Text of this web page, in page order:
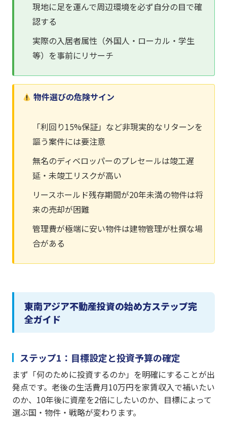
現地に足を運んで周辺環境を必ず自分の目で確
認する
実際の入居者属性（外国人・ローカル・学生
等）を事前にリサーチ
物件選びの危険サイン
「利回り15%保証」など非現実的なリターンを
謳う案件には要注意
無名のディベロッパーのプレセールは竣工遅
延・未竣工リスクが高い
リースホールド残存期間が20年未満の物件は将
来の売却が困難
管理費が極端に安い物件は建物管理が杜撰な場
合がある
東南アジア不動産投資の始め方ステップ完
全ガイド
ステップ1：目標設定と投資予算の確定
まず「何のために投資するのか」を明確にすることが出
発点です。老後の生活費月10万円を家賃収入で補いたい
のか、10年後に資産を2倍にしたいのか、目標によって
選ぶ国・物件・戦略が変わります。